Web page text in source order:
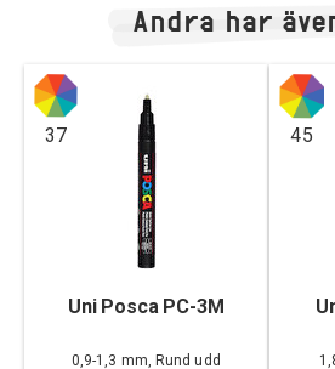
Andra har
37
Uni Posca PC-3M
0,9-1,3 mm, Rund udd
45